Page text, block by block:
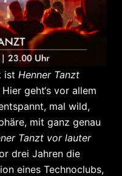
ist Henner Tanzt
geht‘s vor allem
mal wild,
mit ganz genau
Tanzt vor lauter
drei Jahren die
eines Technoclubs,